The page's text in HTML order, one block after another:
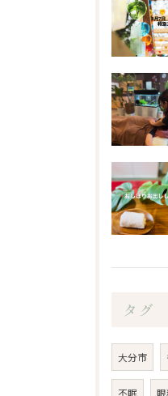
タグ
大分市
不眠